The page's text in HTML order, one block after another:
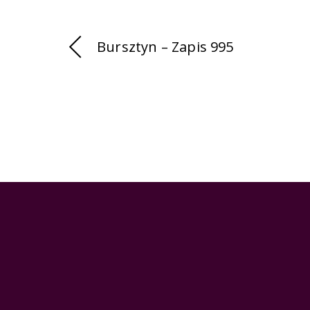
Bursztyn – Zapis 995